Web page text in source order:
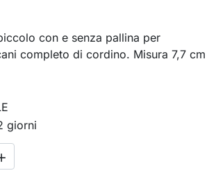
con e senza pallina per
completo di cordino. Misura 7,7 cm
giorni